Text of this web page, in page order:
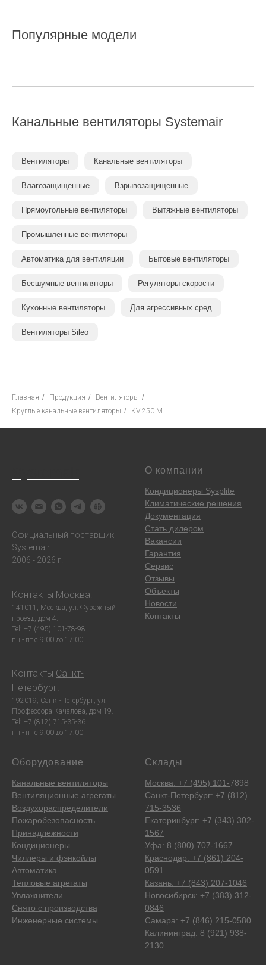
Популярные модели
Канальные вентиляторы Systemair
Вентиляторы Канальные вентиляторы
Влагозащищенные Взрывозащищенные
Прямоугольные вентиляторы Вытяжные вентиляторы
Промышленные вентиляторы
Автоматика для вентиляции Бытовые вентиляторы
Бесшумные вентиляторы Регуляторы скорости
Кухонные вентиляторы Для агрессивных сред
Вентиляторы Sileo
Главная / Продукция / Вентиляторы /
Круглые канальные вентиляторы / KV 250 M
Официальный поставщик
Systemair.
2006 - 2026 г.
Контакты Москва
141011, Москва, ул. Фуражный
проезд, дом 4.
Tel: +7 (495) 101-78-98
пн - пт с 9:00 до 17:00
Контакты Санкт-
Петербург
192019, Санкт-Петербург, ул.
Профессора Качалова, дом 19.
Tel: +7 (812) 715-35-36
пн - пт с 9:00 до 17:00
О компании
Кондиционеры Sysplite
Климатические решения
Документация
Стать дилером
Вакансии
Гарантия
Сервис
Отзывы
Объекты
Новости
Контакты
Оборудование
Канальные вентиляторы
Вентиляционные агрегаты
Воздухораспределители
Пожаробезопасность
Принадлежности
Кондиционеры
Чиллеры и фэнкойлы
Автоматика
Тепловые агрегаты
Увлажнители
Снято с производства
Инженерные системы
Склады
Москва: +7 (495) 101-7898
Санкт-Петербург: +7 (812)
715-3536
Екатеринбург: +7 (343) 302-
1567
Уфа: 8 (800) 707-1667
Краснодар: +7 (861) 204-
0591
Казань: +7 (843) 207-1046
Новосибирск: +7 (383) 312-
0846
Самара: +7 (846) 215-0580
Калининград: 8 (921) 938-
2130